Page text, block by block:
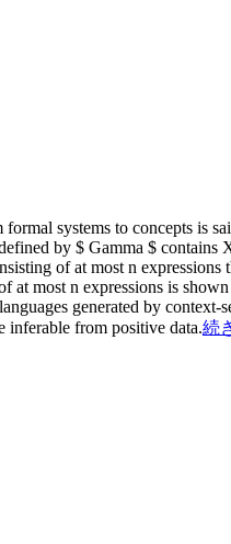
systems to concepts is
by $ Gamma $ contains
of at most n
most n expressions is
generated by
inferable from positive data.続